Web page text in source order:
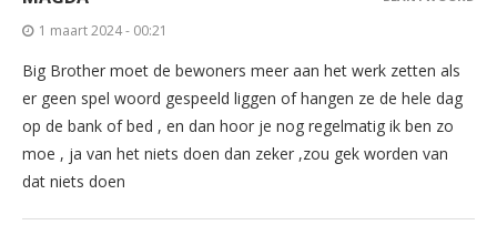
1 maart 2024 - 00:21
Big Brother moet de bewoners meer aan het werk zetten als
er geen spel woord gespeeld liggen of hangen ze de hele dag
op de bank of bed , en dan hoor je nog regelmatig ik ben zo
moe , ja van het niets doen dan zeker ,zou gek worden van
dat niets doen